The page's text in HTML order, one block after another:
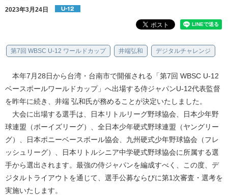
2023年3月24日
第7回 WBSC U-12 ワールドカップ 井端弘和 デジタルチャレンジ
本年7月28日から台湾・台南市で開催される「第7回 WBSC U-12
ベースボールワールドカップ」へ出場する侍ジャパンU-12代表監督
を昨年に続き、井端 弘和氏が務めることが決定いたしました。
大会に出場する選手は、日本リトルリーグ野球協会、日本少年野
球連盟（ボーイズリーグ）、全日本少年硬式野球連盟（ヤングリー
グ）、日本ポニーベースボール協会、九州硬式少年野球協会（フレ
ッシュリーグ）、日本リトルシニア中学硬式野球協会に所属する選
手から選出されます。最強の侍ジャパンを編成すべく、この度、デ
ジタルトライアウトを通じて、選手公募ならびに第1次審査・選考を
実施いたします。